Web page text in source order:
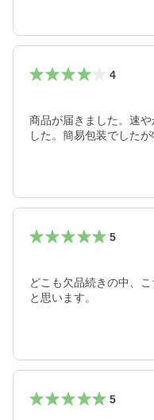
4
商品が届きました。速
した。簡易包装でした
5
どこも欠品続きの中、
と思います。
5